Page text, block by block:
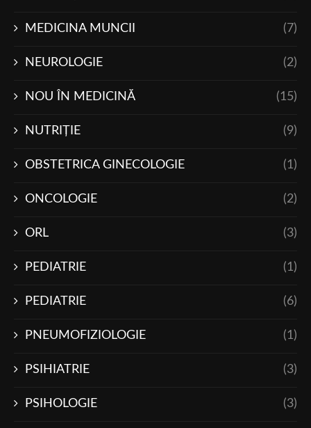
MEDICINA MUNCII (7)
NEUROLOGIE (2)
NOU ÎN MEDICINĂ (15)
NUTRIŢIE (9)
OBSTETRICA GINECOLOGIE (1)
ONCOLOGIE (2)
ORL (3)
PEDIATRIE (1)
PEDIATRIE (6)
PNEUMOFIZIOLOGIE (1)
PSIHIATRIE (3)
PSIHOLOGIE (3)